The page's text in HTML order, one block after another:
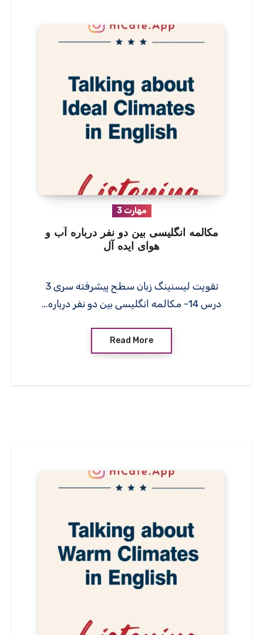
مهارت 3
مکالمه انگلیسی بین دو نفر درباره آب و
هوای ایده آل
تقویت لیسنینگ زبان سطح پیشرفته سری 3
درس 14- مکالمه انگلیسی بین دو نفر درباره…
Read More